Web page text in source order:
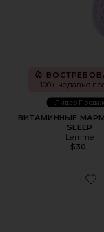
100+ недавно
Лидер Продаж
ВИТАМИННЫЕ
SLEEP
Lemme
$30